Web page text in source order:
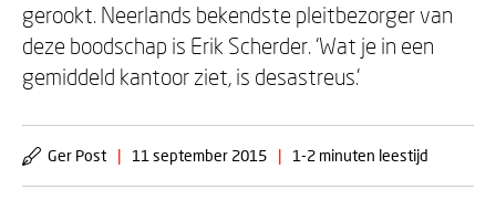
gerookt. Neerlands bekendste pleitbezorger van
deze boodschap is Erik Scherder. ‘Wat je in een
gemiddeld kantoor ziet, is desastreus.’
Ger Post | 11 september 2015 | 1-2 minuten leestijd